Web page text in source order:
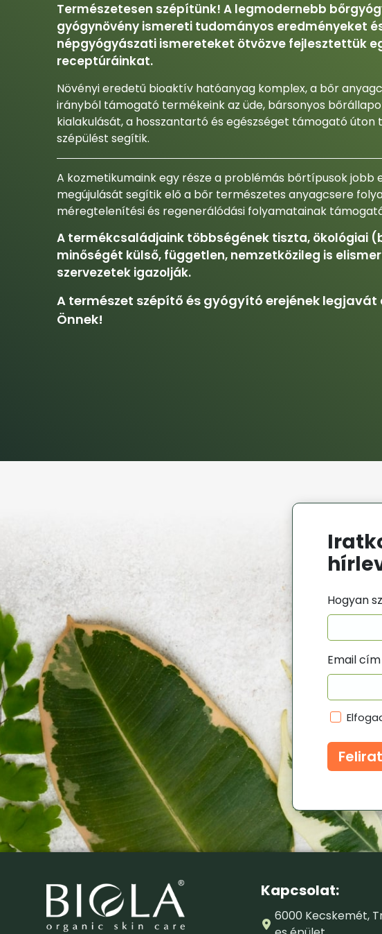
Természetesen szépítünk! A legmodernebb
gyógynövény ismereti tudományos eredményeket
népgyógyászati ismereteket ötvözve fejlesztettük
receptúráinkat.
Növényi eredetű bioaktív hatóanyag komplex, a bőr
irányból támogató termékeink az üde, bársonyos
kialakulását, a hosszantartó és egészséget támogató úton
szépülést segítik.
A kozmetikumaink egy része a problémás bőrtípusok jobb
megújulását segítik elő a bőr természetes anyagcsere
méregtelenítési és regenerálódási folyamatainak
A termékcsaládjaink többségének tiszta, ökológiai
minőségét külső, független, nemzetközileg is
szervezetek igazolják.
A természet szépítő és gyógyító erejének legjavát
Önnek!
Hogyan
Email cím
Kapcsolat:
6000 Kecskemét,